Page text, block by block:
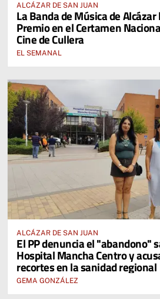
ALCÁZAR DE SAN JUAN
La Banda de Música de
Premio en el Certamen
Cine de Cullera
EL SEMANAL
ALCÁZAR DE SAN JUAN
El PP denuncia el "abandono"
Hospital Mancha Centro y
recortes en la sanidad regional
GEMA GONZÁLEZ